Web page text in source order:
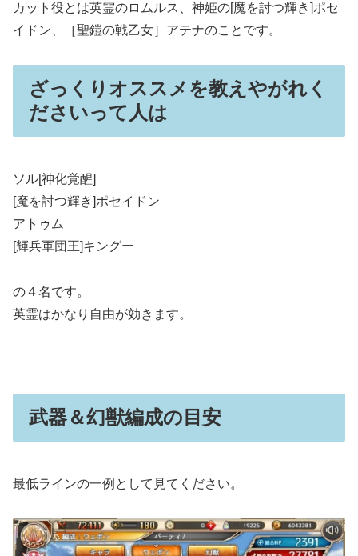
カット役とは英霊のロムルス、神姫の[魔を討つ輝き]ポセ
イドン、［聖鎧の戦乙女］アテナのことです。
ざっくりオススメを教えやがれく
ださいって人は
ソル[神化覚醒]
[魔を討つ輝き]ポセイドン
アトゥム
[輝兵軍団王]キングー
の４名です。
英霊はかなり自由が効きます。
武器＆幻獣編成の目安
最低ラインの一例として見てください。